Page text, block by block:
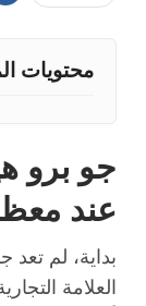
محتويات
جو برو هيرو
عند